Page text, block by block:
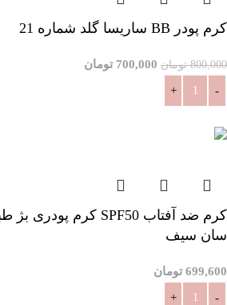
کرم پودر BB ساریسا گلد شماره 21
800,000 تومان 700,000 تومان
سان سیف
699,600 تومان